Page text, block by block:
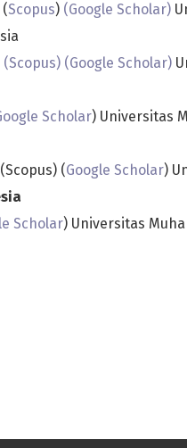
Scopus) (Google Scholar)
(Scopus) (Google Scholar)
Scholar) Universitas
(Google Scholar)
Scholar) Universitas